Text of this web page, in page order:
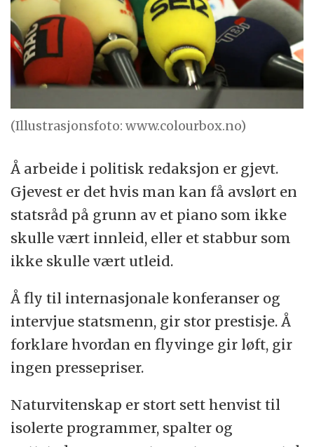
(Illustrasjonsfoto: www.colourbox.no)
Å arbeide i politisk redaksjon er gjevt.
Gjevest er det hvis man kan få avslørt en
statsråd på grunn av et piano som ikke
skulle vært innleid, eller et stabbur som
ikke skulle vært utleid.
Å fly til internasjonale konferanser og
intervjue statsmenn, gir stor prestisje. Å
forklare hvordan en flyvinge gir løft, gir
ingen pressepriser.
Naturvitenskap er stort sett henvist til
isolerte programmer, spalter og